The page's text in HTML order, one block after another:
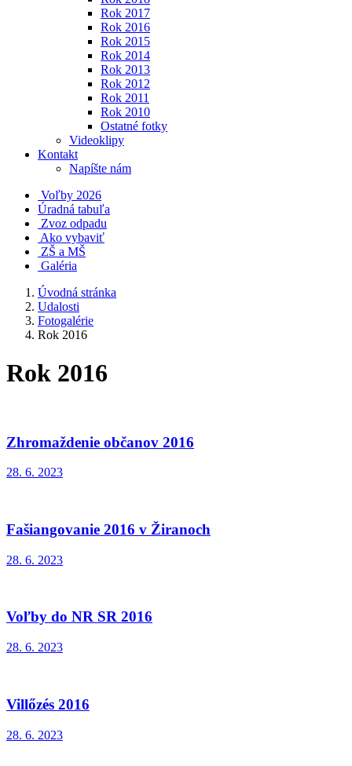
Rok 2017
Rok 2016
Rok 2015
Rok 2014
Rok 2013
Rok 2012
Rok 2011
Rok 2010
Ostatné fotky
Videoklipy
Kontakt
Napíšte nám
Voľby 2026
Úradná tabuľa
Zvoz odpadu
Ako vybaviť
ZŠ a MŠ
Galéria
Úvodná stránka
Udalosti
Fotogalérie
Rok 2016
Rok 2016
Zhromaždenie občanov 2016
28. 6. 2023
Fašiangovanie 2016 v Žiranoch
28. 6. 2023
Voľby do NR SR 2016
28. 6. 2023
Villőzés 2016
28. 6. 2023